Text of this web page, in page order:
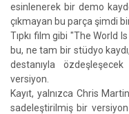
esinlenerek bir demo
çıkmayan bu parça şimdi
Tıpkı film gibi "The World
bu, ne tam bir stüdyo
destanıyla
versiyon.
Kayıt, yalnızca Chris
sadeleştirilmiş bir versiyon